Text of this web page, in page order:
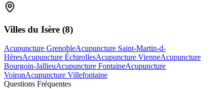
Villes du Isère (8)
Acupuncture GrenobleAcupuncture Saint-Martin-d-
HèresAcupuncture ÉchirollesAcupuncture VienneAcupuncture
Bourgoin-JallieuAcupuncture FontaineAcupuncture
VoironAcupuncture Villefontaine
Questions Fréquentes